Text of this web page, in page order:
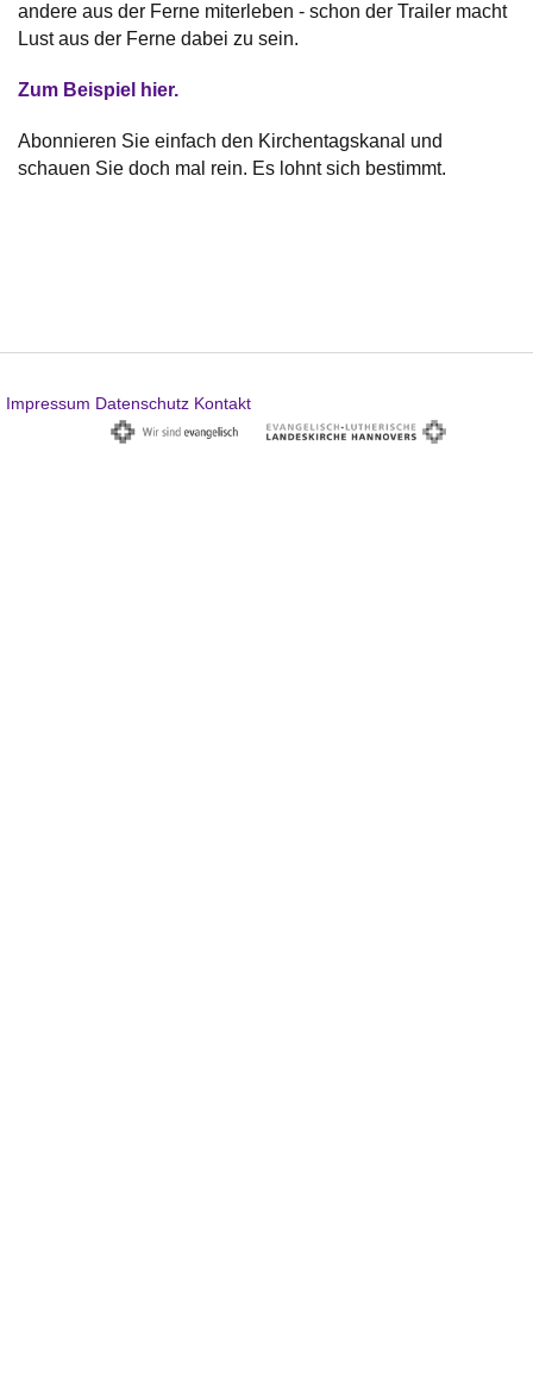
andere aus der Ferne miterleben - schon der Trailer macht
Lust aus der Ferne dabei zu sein.
Zum Beispiel hier.
Abonnieren Sie einfach den Kirchentagskanal und
schauen Sie doch mal rein. Es lohnt sich bestimmt.
Impressum Datenschutz Kontakt